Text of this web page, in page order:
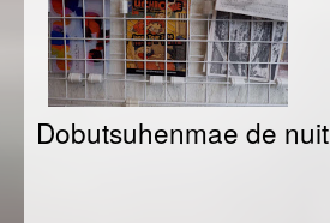
Dobutsuhenmae de nuit